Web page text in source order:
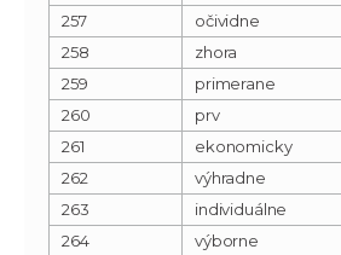
257
očividne
258
zhora
259
primerane
260
prv
261
ekonomicky
262
výhradne
263
individuálne
264
výborne